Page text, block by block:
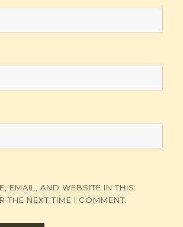
EMAIL, AND WEBSITE IN THIS
THE NEXT TIME I COMMENT.